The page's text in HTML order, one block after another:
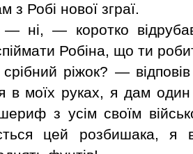
з Робі нової зграї.
ні, — коротко
Робіна, що ти
ріжок? —
в моїх руках, я дам
з усім своїм
цей розбишака, я